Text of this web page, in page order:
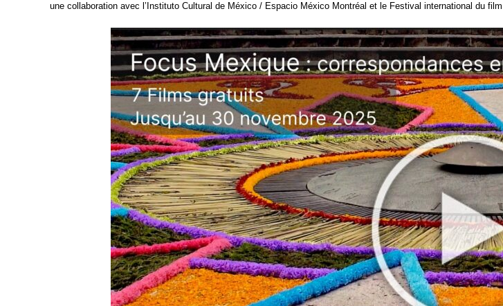
une col­la­bo­ra­tion avec l’Instituto Cultu­ral de Méxi­co / Espa­cio Méxi­co Mont­réal et le Fes­ti­val inter­na­tio­nal du